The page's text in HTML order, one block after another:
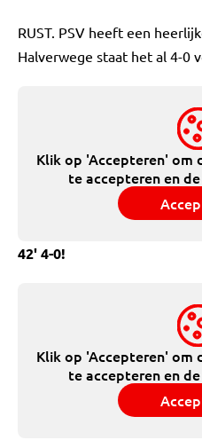
RUST. PSV heeft een
Halverwege staat het al 4-0
Klik op 'Accepteren' om
te accepteren en
42' 4-0!
Klik op 'Accepteren' om
te accepteren en